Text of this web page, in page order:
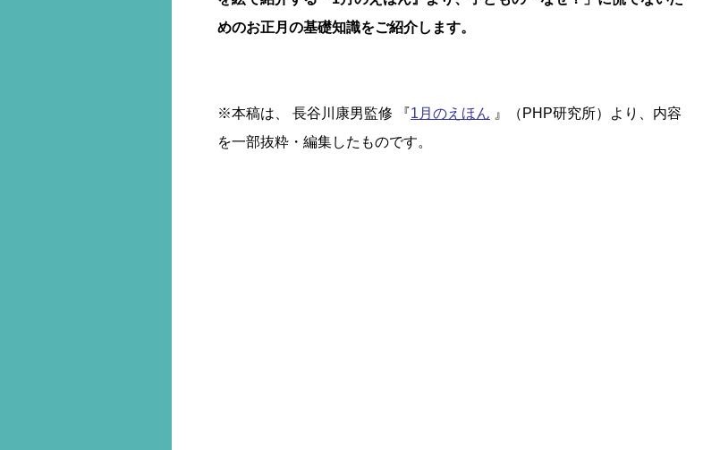
めのお正月の基礎知識をご紹介します。
※本稿は、 長谷川康男監修 『1月のえほん 』（PHP研究所）より、内容
を一部抜粋・編集したものです。